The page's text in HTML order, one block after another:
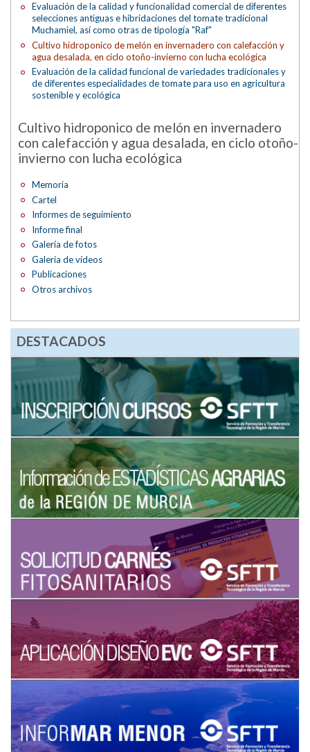
Evaluación de la calidad y funcionalidad comercial de diferentes
selecciones antiguas e hibridaciones del tomate tradicional
Muchamiel, así como otras de tipología "Raf"
Cultivo hidroponico de melón en invernadero con calefacción y
agua desalada, en ciclo otoño-invierno con lucha ecológica
Evaluación de la calidad funcional de variedades tradicionales y
de diferentes especialidades de tomate para uso en agricultura
sostenible y ecológica
Cultivo hidroponico de melón en invernadero
con calefacción y agua desalada, en ciclo otoño-
invierno con lucha ecológica
Memoria
Cartel
Informes de seguimiento
Informe final
Galería de fotos
Galería de vídeos
Publicaciones
Otros archivos
DESTACADOS